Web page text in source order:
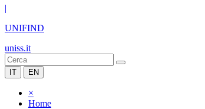
|
UNIFIND
uniss.it
IT EN
×
Home